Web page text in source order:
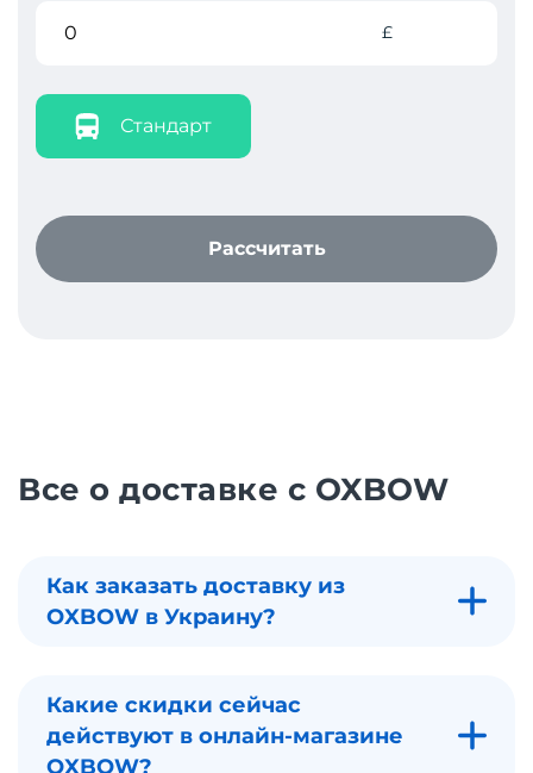
£
Стандарт
Рассчитать
Все о доставке с OXBOW
Как заказать доставку из
OXBOW в Украину?
Какие скидки сейчас
действуют в онлайн-магазине
OXBOW?